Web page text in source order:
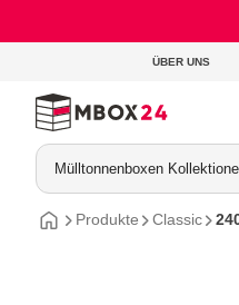
ÜBER UNS
Mülltonnenboxen
MBOX Classic mit Deckel
Produkte Classic